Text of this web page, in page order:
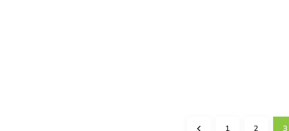
1 2 3